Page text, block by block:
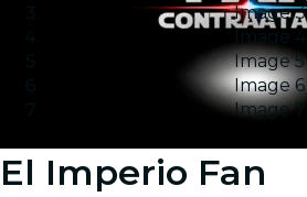
Image 3
Image 4
Image 5
Image 6
Image 7
El Imperio Fan